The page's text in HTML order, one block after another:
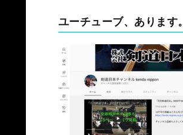
ユーチューブ、あります。